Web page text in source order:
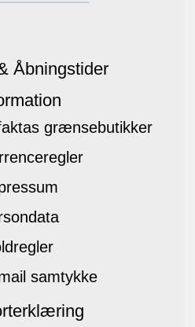
Åbningstider
grænsebutikker
samtykke